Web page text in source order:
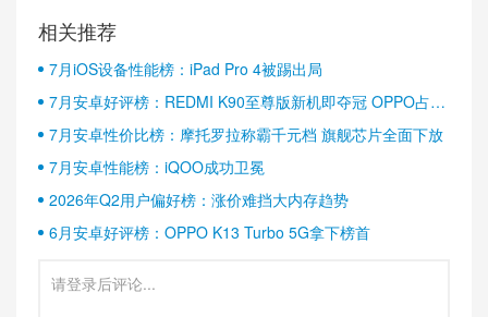
相关推荐
7月iOS设备性能榜：iPad Pro 4被踢出局
7月安卓好评榜：REDMI K90至尊版新机即夺冠 OPPO占据
半壁江山
7月安卓性价比榜：摩托罗拉称霸千元档 旗舰芯片全面下放
7月安卓性能榜：iQOO成功卫冕
2026年Q2用户偏好榜：涨价难挡大内存趋势
6月安卓好评榜：OPPO K13 Turbo 5G拿下榜首